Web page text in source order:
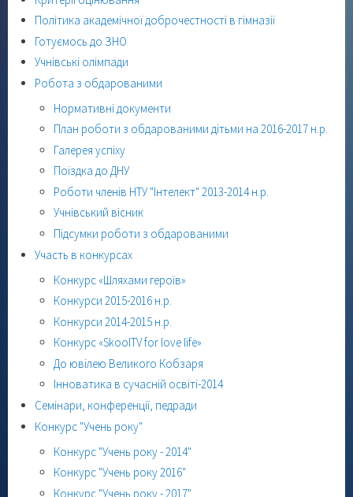
Політика академічної доброчестності в гімназії
Готуємось до ЗНО
Учнівські олімпади
Робота з обдарованими
Нормативні документи
План роботи з обдарованими дітьми на 2016-2017 н.р.
Галерея успіху
Поїздка до ДНУ
Роботи членів НТУ "Інтелект" 2013-2014 н.р.
Учнівський вісник
Підсумки роботи з обдарованими
Участь в конкурсах
Конкурс «Шляхами героїв»
Конкурси 2015-2016 н.р.
Конкурси 2014-2015 н.р.
Конкурс «SkoolTV for love life»
До ювілею Великого Кобзаря
Інноватика в сучасній освіті-2014
Семінари, конференції, педради
Конкурс "Учень року"
Конкурс "Учень року - 2014"
Конкурс "Учень року 2016"
Конкурс "Учень року - 2017"